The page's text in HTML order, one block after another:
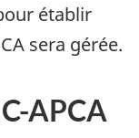
établir
sera gérée.
APCA